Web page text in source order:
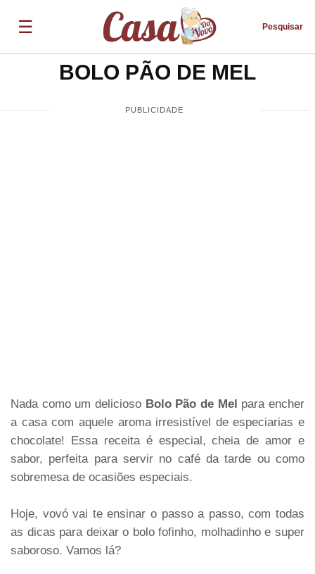
☰ Pesquisar
BOLO PÃO DE MEL
Nada como um delicioso Bolo Pão de Mel para encher
a casa com aquele aroma irresistível de especiarias e
chocolate! Essa receita é especial, cheia de amor e
sabor, perfeita para servir no café da tarde ou como
sobremesa de ocasiões especiais.
Hoje, vovó vai te ensinar o passo a passo, com todas
as dicas para deixar o bolo fofinho, molhadinho e super
saboroso. Vamos lá?